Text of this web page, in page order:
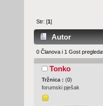
Str: [1]
Autor
0 Članova i 1 Gost
Tonko
Tržnica : (0)
forumski pješak